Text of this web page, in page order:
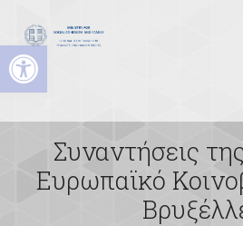
Open toolbar
Συναντήσεις
Ευρωπαϊκό